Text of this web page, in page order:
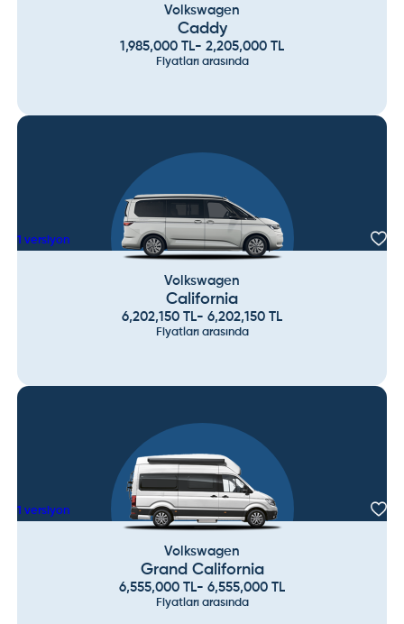
Volkswagen
Caddy
1,985,000 TL- 2,205,000 TL
Fiyatları arasında
1 versiyon
Volkswagen
California
6,202,150 TL- 6,202,150 TL
Fiyatları arasında
1 versiyon
Volkswagen
Grand California
6,555,000 TL- 6,555,000 TL
Fiyatları arasında